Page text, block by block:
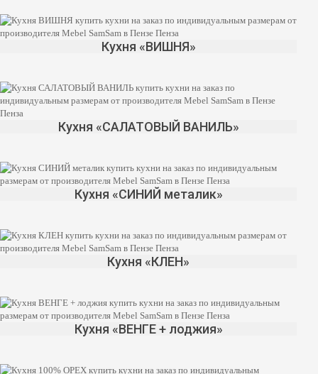
Кухня «ВИШНЯ»
Кухня «САЛАТОВЫЙ ВАНИЛЬ»
Кухня «СИНИЙ металик»
Кухня «КЛЕН»
Кухня «ВЕНГЕ + лоджия»